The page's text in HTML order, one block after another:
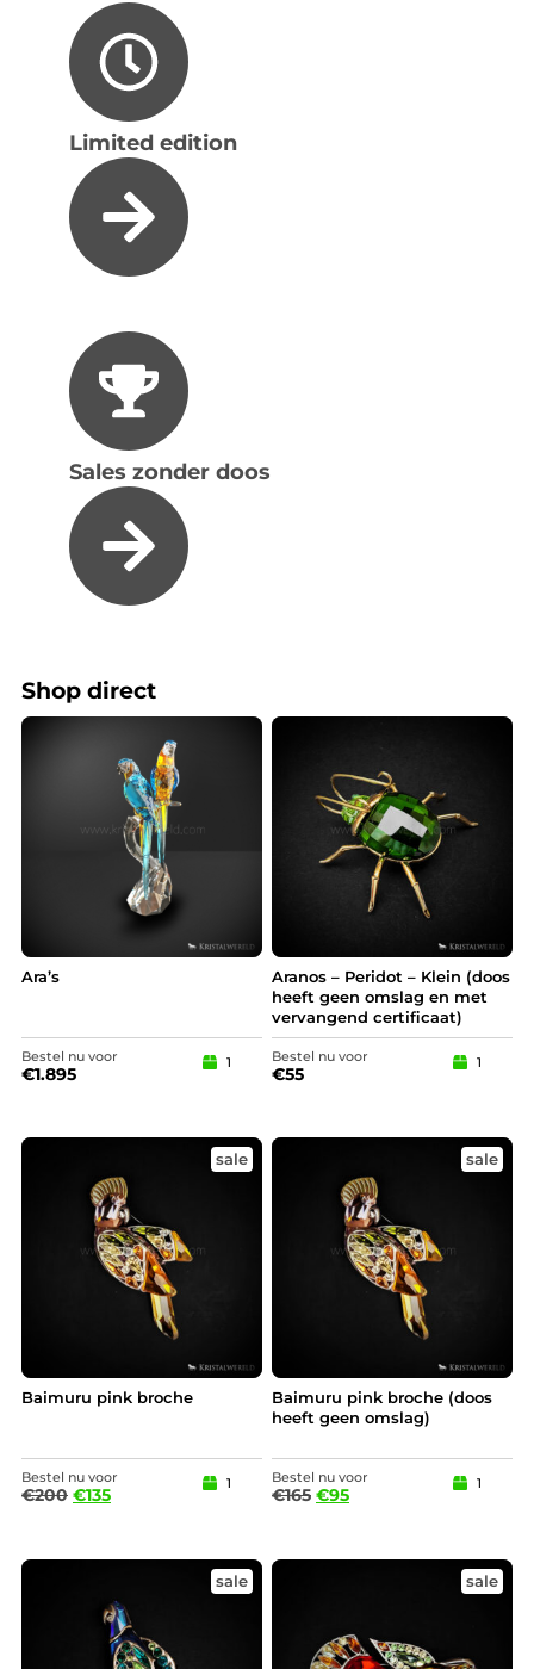
Limited edition
Sales zonder doos
Shop direct
Ara’s
Bestel nu voor
€1.895
1
Aranos – Peridot – Klein (doos
heeft geen omslag en met
vervangend certificaat)
Bestel nu voor
€55
1
sale
Baimuru pink broche
Bestel nu voor
€200 €135
1
sale
Baimuru pink broche (doos
heeft geen omslag)
Bestel nu voor
€165 €95
1
sale sale